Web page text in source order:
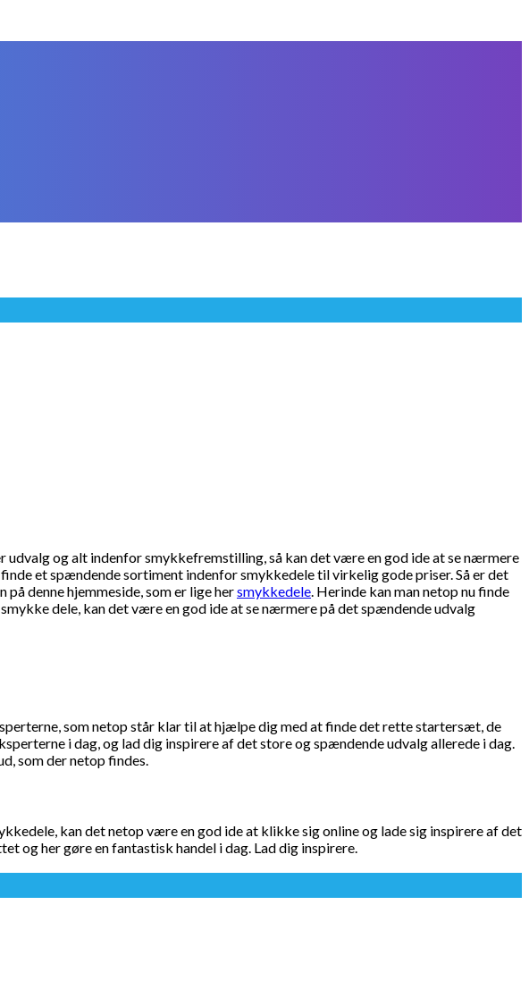
og alt indenfor smykkefremstilling, så kan det være en god ide at se nærmere
et spændende sortiment indenfor smykkedele til virkelig gode priser. Så er det
denne hjemmeside, som er lige hersmykkedele . Herinde kan man netop nu finde
dele, kan det være en god ide at se nærmere på det spændende udvalg
som netop står klar til at hjælpe dig med at finde det rette startersæt, de
i dag, og lad dig inspirere af det store og spændende udvalg allerede i dag.
som der netop findes.
kan det netop være en god ide at klikke sig online og lade sig inspirere af det
og her gøre en fantastisk handel i dag. Lad dig inspirere.